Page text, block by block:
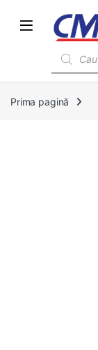
Prima pagină